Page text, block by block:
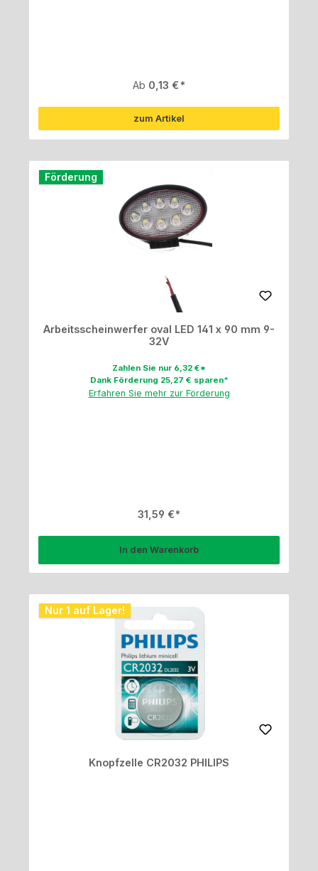
Regulärer Preis:
Ab 0,13 €
zum Artikel
Förderung
Arbeitsscheinwerfer oval LED 141 x 90 mm 9-
32V
Zahlen Sie nur 6,32 €*
Dank Förderung 25,27 € sparen*
Erfahren Sie mehr zur Förderung
Regulärer Preis:
31,59 €
In den Warenkorb
Nur 1 auf Lager!
Knopfzelle CR2032 PHILIPS